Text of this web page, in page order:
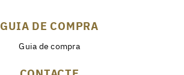
GUIA DE COMPRA
Guia de compra